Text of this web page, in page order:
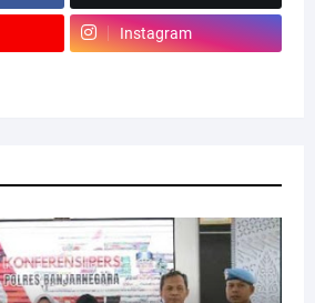
Instagram